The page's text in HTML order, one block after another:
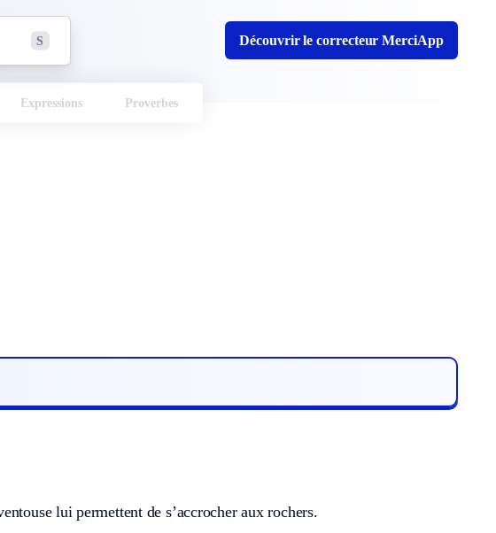
S Découvrir le correcteur MerciApp
Expressions Proverbes
lui permettent de s’accrocher aux rochers.